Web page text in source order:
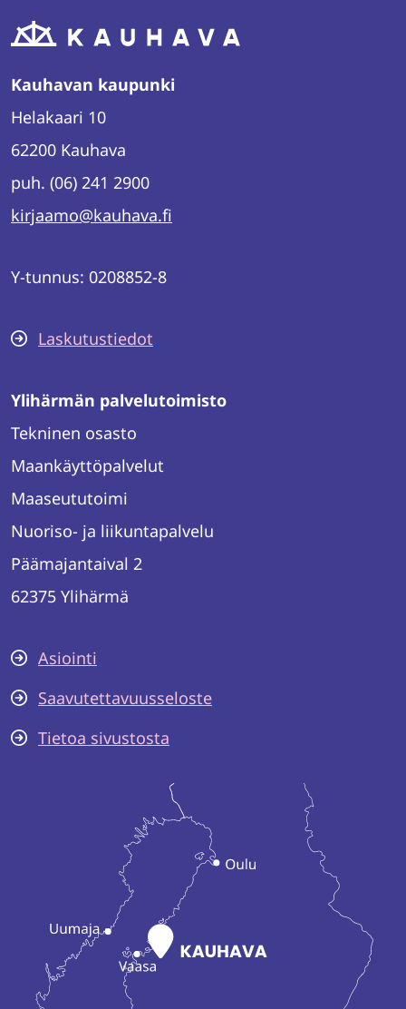
Kauhavan kaupunki
Helakaari 10
62200 Kauhava
puh. (06) 241 2900
kirjaamo@kauhava.fi
Y-tunnus: 0208852-8
Laskutustiedot
Ylihärmän palvelutoimisto
Tekninen osasto
Maankäyttöpalvelut
Maaseututoimi
Nuoriso- ja liikuntapalvelu
Päämajantaival 2
62375 Ylihärmä
Asiointi
Saavutettavuusseloste
Tietoa sivustosta